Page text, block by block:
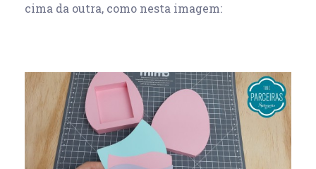
cima da outra, como nesta imagem: